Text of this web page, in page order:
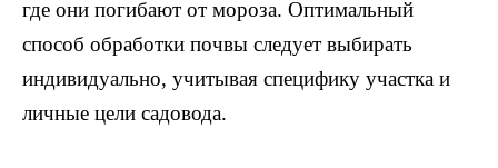
где они погибают от мороза. Оптимальный
способ обработки почвы следует выбирать
индивидуально, учитывая специфику участка и
личные цели садовода.